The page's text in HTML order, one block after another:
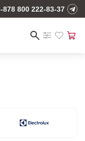
878 800 222-83-37